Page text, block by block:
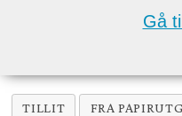
Gå
TILLIT FRA